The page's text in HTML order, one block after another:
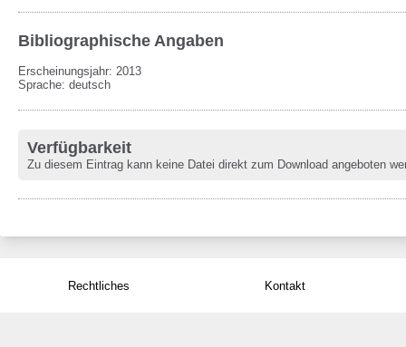
Bibliographische Angaben
Erscheinungsjahr: 2013
Sprache: deutsch
Verfügbarkeit
Zu diesem Eintrag kann keine Datei direkt zum Download angeboten
Rechtliches Kontakt